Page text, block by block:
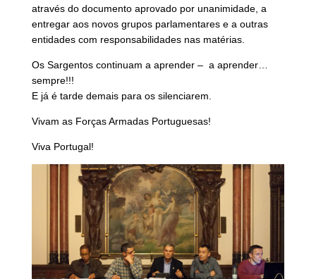
através do documento aprovado por unanimidade, a
entregar aos novos grupos parlamentares e a outras
entidades com responsabilidades nas matérias.
Os Sargentos continuam a aprender – a aprender…
sempre!!!
E já é tarde demais para os silenciarem.
Vivam as Forças Armadas Portuguesas!
Viva Portugal!